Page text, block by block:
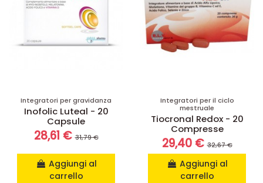
Integratori per gravidanza
Inofolic Luteal - 20
Capsule
28,61 €31,79 €
Aggiungi al
carrello
Integratori per il ciclo
mestruale
Tiocronal Redox - 20
Compresse
29,40 €32,67 €
Aggiungi al
carrello